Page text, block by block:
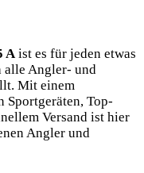
Aist es ⁢für jeden etwas
alle Angler- und
Mit einem
Sportgeräten, Top-
Versand​ ist hier
Angler und